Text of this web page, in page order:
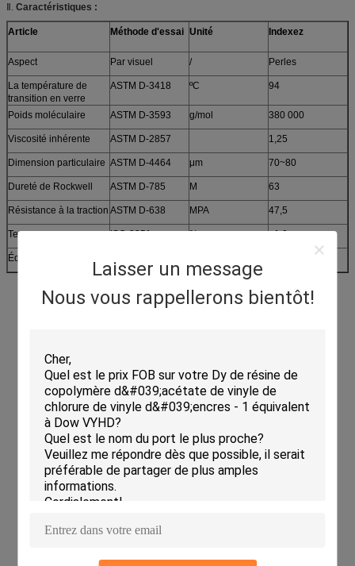
Laisser un message
Nous vous rappellerons bientôt!
Ⅱ. Caractéristiques :
Article Méthode d'essai Unité Indexez
Aspect Par visuel / Perles
La température de
transition en verre
ASTM D-3418 ºC 94
Poids moléculaire ASTM D-3593 g/mol 380 000
Viscosité inhérente ASTM D-2857 1,25
Dimension particulaire ASTM D-4464 μm 70~80
Dureté de Rockwell ASTM D-785 M 63
Résistance à la traction ASTM D-638 MPA 47,5
Teneur en eau ISO-3251 % ≤1.0
Équivalent